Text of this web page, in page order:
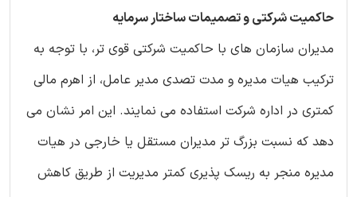
حاکمیت شرکتی و تصمیمات ساختار سرمایه
مدیران سازمان های با حاکمیت شرکتی قوی تر، با توجه به
ترکیب هیات مدیره و مدت تصدی مدیر عامل، از اهرم مالی
کمتری در اداره شرکت استفاده می نمایند. این امر نشان می
دهد که نسبت بزرگ تر مدیران مستقل یا خارجی در هیات
مدیره منجر به ریسک پذیری کمتر مدیریت از طریق کاهش